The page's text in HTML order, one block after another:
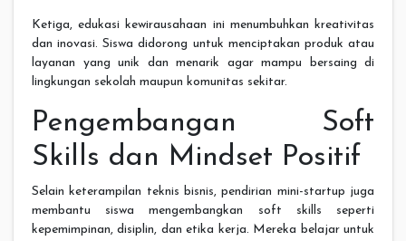
Ketiga, edukasi kewirausahaan ini menumbuhkan kreativitas
dan inovasi. Siswa didorong untuk menciptakan produk atau
layanan yang unik dan menarik agar mampu bersaing di
lingkungan sekolah maupun komunitas sekitar.
Pengembangan Soft
Skills dan Mindset Positif
Selain keterampilan teknis bisnis, pendirian mini-startup juga
membantu siswa mengembangkan soft skills seperti
kepemimpinan, disiplin, dan etika kerja. Mereka belajar untuk